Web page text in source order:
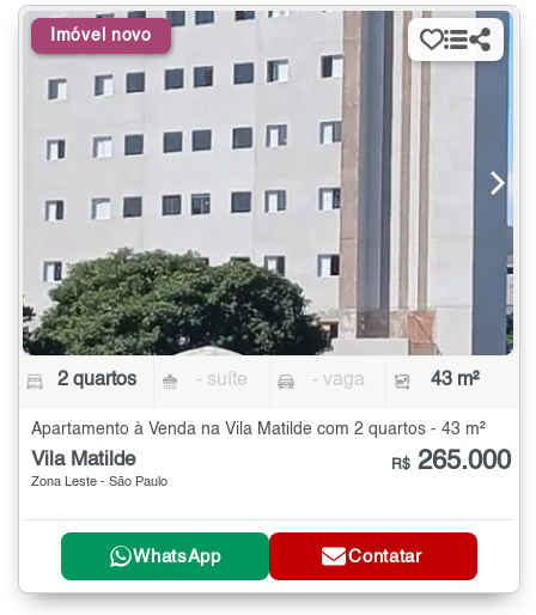
Imóvel novo
2 quartos - suíte - vaga 43 m²
Apartamento à Venda na Vila Matilde com 2 quartos - 43 m²
Vila Matilde
Zona Leste - São Paulo
R$ 265.000
WhatsApp Contatar